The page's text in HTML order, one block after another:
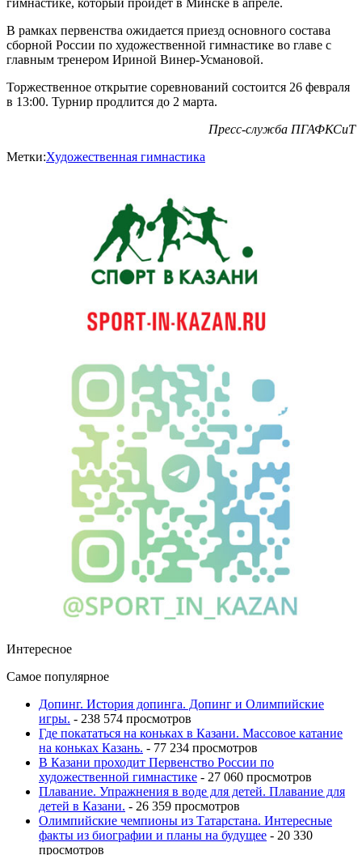
В рамках первенства ожидается приезд основного состава
сборной России по художественной гимнастике во главе с
главным тренером Ириной Винер-Усмановой.
Торжественное открытие соревнований состоится 26 февраля
в 13:00. Турнир продлится до 2 марта.
Пресс-служба ПГАФКСиТ
Метки:Художественная гимнастика
Интересное
Самое популярное
Допинг. История допинга. Допинг и Олимпийские
игры. - 238 574 просмотров
Где покататься на коньках в Казани. Массовое катание
на коньках Казань. - 77 234 просмотров
В Казани проходит Первенство России по
художественной гимнастике - 27 060 просмотров
Плавание. Упражнения в воде для детей. Плавание для
детей в Казани. - 26 359 просмотров
Олимпийские чемпионы из Татарстана. Интересные
факты из биографии и планы на будущее - 20 330
просмотров